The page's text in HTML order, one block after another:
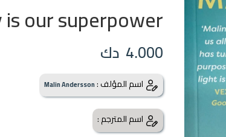
our superpower
4.000 دك
اسم المؤلف :Malin Andersson
اسم المترجم :